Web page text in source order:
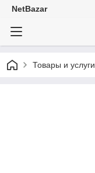
NetBazar
Товары и услуги